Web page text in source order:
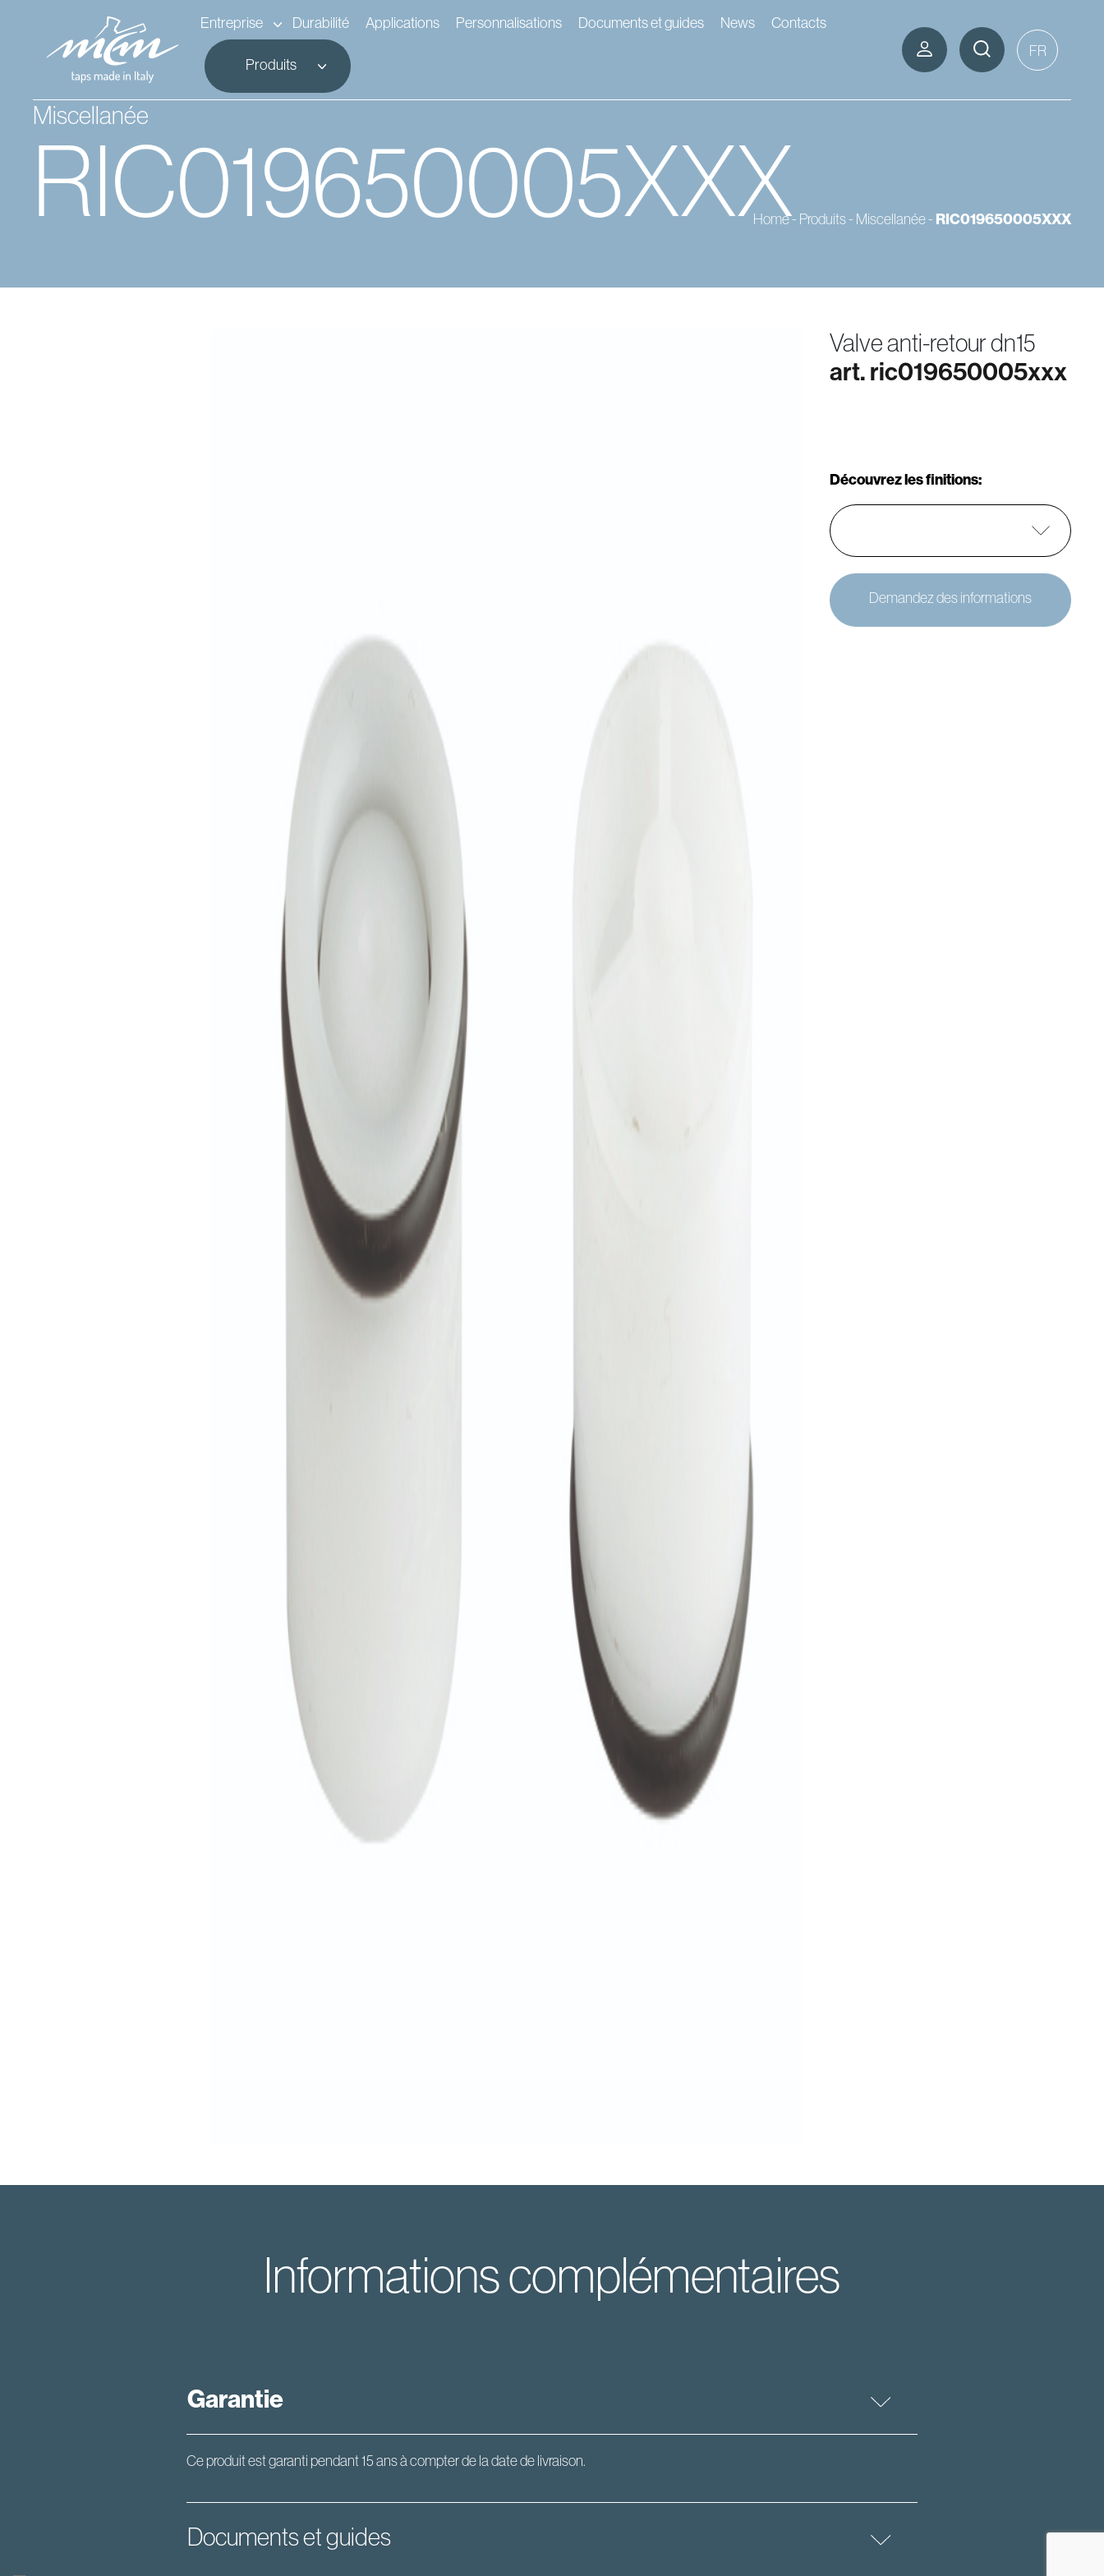
Entreprise Durabilité Applications Personnalisations Documents et guides News Contacts
Produits
FR
Miscellanée
RIC019650005XXX
Home- Produits- Miscellanée- RIC019650005XXX
valve anti-retour dn15
art. ric019650005xxx
Découvrez les finitions:
Demandez des informations
Informations complémentaires
Garantie
Ce produit est garanti pendant 15 ans à compter de la date de livraison.
Documents et guides